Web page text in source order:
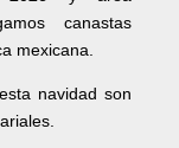
canastas
mexicana.
navidad son